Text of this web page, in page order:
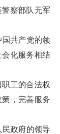
察部队无军
共产党的领
化服务相结
工的合法权
，完善服务
政府的领导